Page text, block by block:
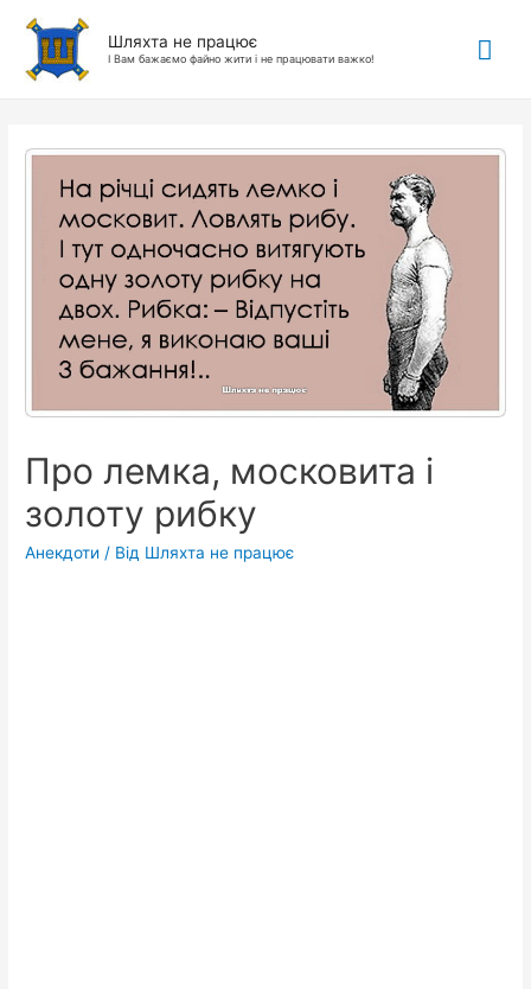
Шляхта не працює
І Вам бажаємо файно жити і не працювати важко!
Про лемка, московита і
золоту рибку
Анекдоти / Від Шляхта не працює